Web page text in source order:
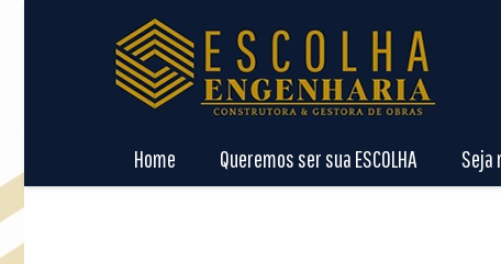
Home Queremos ser sua ESCOLHA Seja